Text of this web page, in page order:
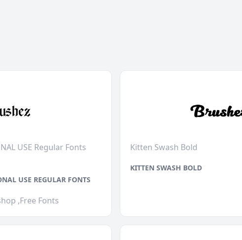
USE Regular Fonts
USE REGULAR FONTS
,Free Fonts
Kitten Swash Bold
KITTEN SWASH BOLD